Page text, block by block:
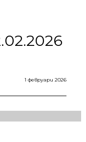
1 февруари 2026